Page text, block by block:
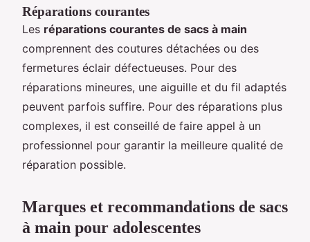
Réparations courantes
Les réparations courantes de sacs à main
comprennent des coutures détachées ou des
fermetures éclair défectueuses. Pour des
réparations mineures, une aiguille et du fil adaptés
peuvent parfois suffire. Pour des réparations plus
complexes, il est conseillé de faire appel à un
professionnel pour garantir la meilleure qualité de
réparation possible.
Marques et recommandations de sacs
à main pour adolescentes